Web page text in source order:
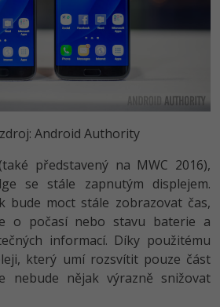
analytik
specialista
-41%
-10%
bezpečnost
podpis
zdroj: Android Authority
představený na MWC 2016),
se stále zapnutým displejem.
bude moct stále zobrazovat čas,
o počasí nebo stavu baterie a
informací. Díky použitému
který umí rozsvítit pouze část
nebude nějak výrazně snižovat